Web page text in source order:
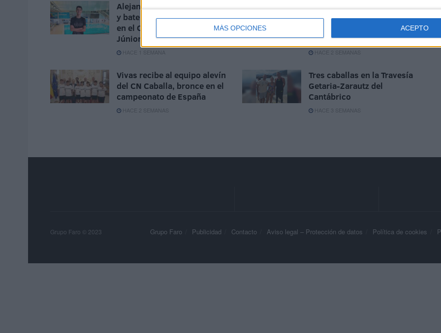
MÁS OPCIONES ACEPTO
Alejandro López Galán brilla
y bate seis récords de Ceuta
en el Campeonato de España
Júnior
HACE 1 SEMANA
Buen papel de Alejandro
López Galán en el
Juvenil
HACE 2 SEMANAS
Vivas recibe al equipo alevín
del CN Caballa, bronce en el
campeonato de España
HACE 2 SEMANAS
Tres caballas en la Travesía
Getaria-Zarautz del
Cantábrico
HACE 3 SEMANAS
Grupo Faro Publicidad Contacto Aviso legal – Protección de datos Política de cookies
Grupo Faro © 2023